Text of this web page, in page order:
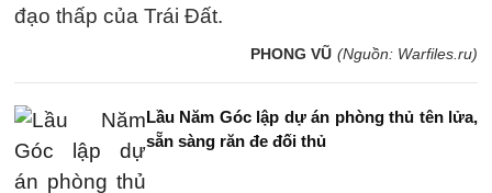
đạo thấp của Trái Đất.
PHONG VŨ (Nguồn: Warfiles.ru)
Lầu Năm Góc lập dự án phòng thủ tên lửa,
sẵn sàng răn đe đối thủ